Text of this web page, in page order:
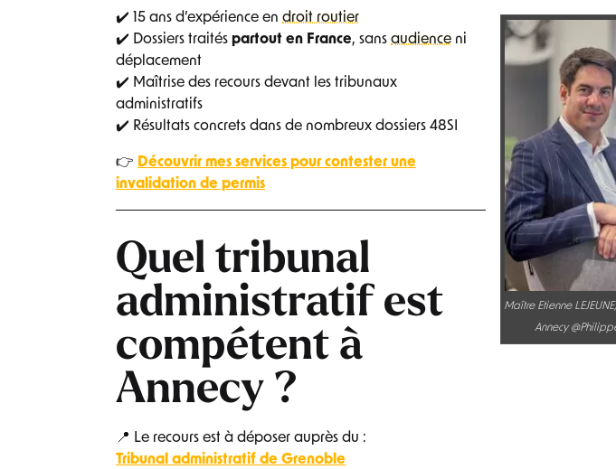
Maître Etienne
Annecy
✔️ 15 ans d’expérience en droit routier
✔️ Dossiers traités partout en France, sans audience ni
déplacement
✔️ Maîtrise des recours devant les tribunaux
administratifs
✔️ Résultats concrets dans de nombreux dossiers 48SI
👉 Découvrir mes services pour contester une
invalidation de permis
Quel tribunal
administratif est
compétent à
Annecy ?
📍 Le recours est à déposer auprès du :
Tribunal administratif de Grenoble